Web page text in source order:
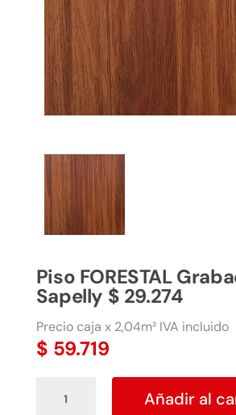
Piso FORESTAL
Sapelly $ 29.274
Precio caja x 2,04m² IVA incluido
$ 59.719
FORESTAL
Añadir al